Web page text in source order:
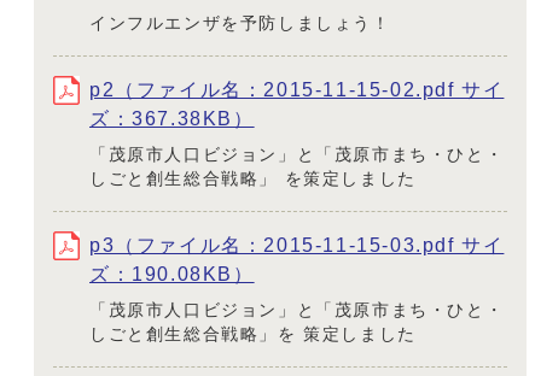
インフルエンザを予防しましょう！
p2（ファイル名：2015-11-15-02.pdf サイ
ズ：367.38KB）
「茂原市人口ビジョン」と「茂原市まち・ひと・
しごと創生総合戦略」 を策定しました
p3（ファイル名：2015-11-15-03.pdf サイ
ズ：190.08KB）
「茂原市人口ビジョン」と「茂原市まち・ひと・
しごと創生総合戦略」を 策定しました